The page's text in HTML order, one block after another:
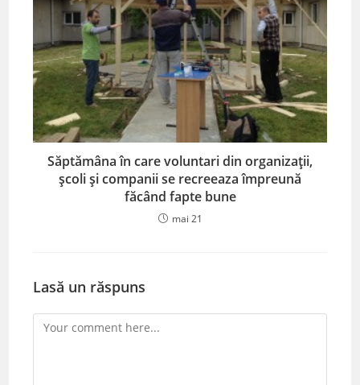
Săptămâna în care voluntari din organizații,
școli și companii se recreeaza împreună
făcând fapte bune
mai 21
Lasă un răspuns
Comment